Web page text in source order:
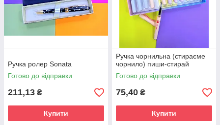
Ручка ролер Sonata
Готово до відправки
211,13 ₴
Купити
Ручка чорнильна (стираєме
чорнило) пиши-стирай
Готово до відправки
75,40 ₴
Купити